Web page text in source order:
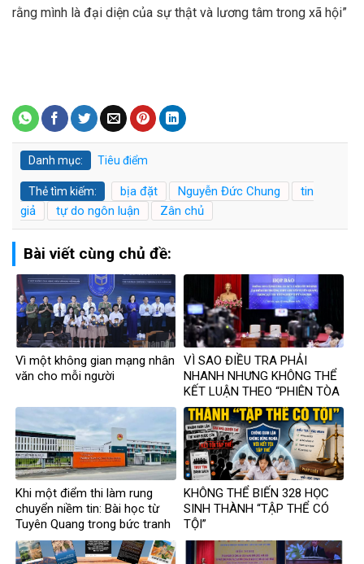
rằng mình là đại diện của sự thật và lương tâm trong xã hội”
Danh mục: Tiêu điểm
Thẻ tìm kiếm: bịa đặt Nguyễn Đức Chung
tin
giả
tự do ngôn luận Zân chủ
Bài viết cùng chủ đề:
Vì một không gian mạng nhân
văn cho mỗi người
VÌ SAO ĐIỀU TRA PHẢI
NHANH NHƯNG KHÔNG THỂ
KẾT LUẬN THEO “PHIÊN TÒA
MẠNG”?
Khi một điểm thi làm rung
chuyển niềm tin: Bài học từ
Tuyên Quang trong bức tranh
toàn cầu về liêm chính học
thuật
KHÔNG THỂ BIẾN 328 HỌC
SINH THÀNH “TẬP THỂ CÓ
TỘI”